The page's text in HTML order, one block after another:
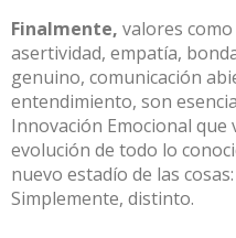
Finalmente, valores
asertividad, empatía,
genuino, comunicación
entendimiento, son
Innovación Emocional
evolución de todo lo
nuevo estadío de las
Simplemente, distinto.